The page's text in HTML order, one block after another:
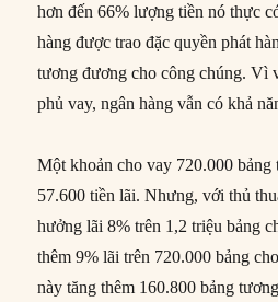
hơn đến 66% lượng tiền nó thực
hàng được trao đặc quyền phát
tương đương cho công chúng. Vì
phủ vay, ngân hàng vẫn có khả
Một khoản cho vay 720.000 bảng
57.600 tiền lãi. Nhưng, với thủ
hưởng lãi 8% trên 1,2 triệu bảng
thêm 9% lãi trên 720.000 bảng
này tăng thêm 160.800 bảng